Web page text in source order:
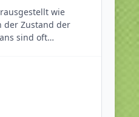
wie
der Zustand der